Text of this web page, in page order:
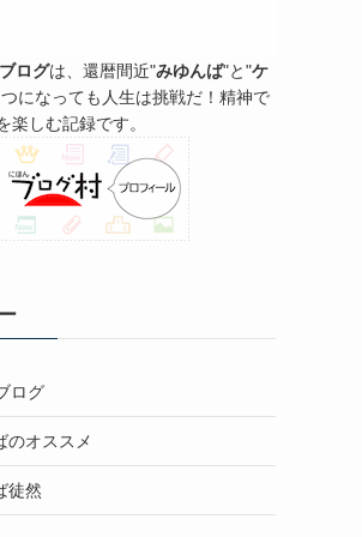
ログは、還暦間近"みゆんば"と"ケ
になっても人生は挑戦だ！精神で
楽しむ記録です。
ログ
のオススメ
徒然